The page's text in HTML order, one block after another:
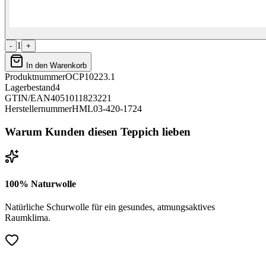
- 1 +
In den Warenkorb
ProduktnummerOCP10223.1
Lagerbestand4
GTIN/EAN4051011823221
HerstellernummerHML03-420-1724
Warum Kunden diesen Teppich lieben
100% Naturwolle
Natürliche Schurwolle für ein gesundes, atmungsaktives
Raumklima.